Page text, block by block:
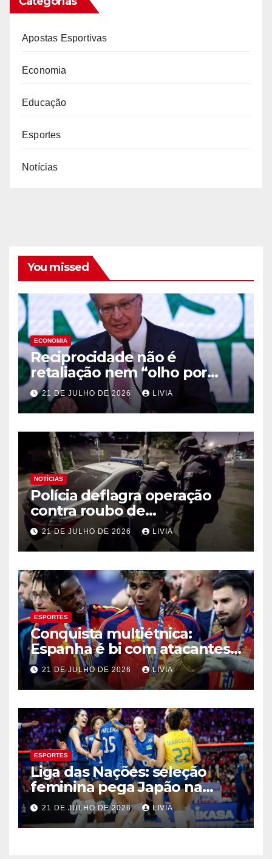
Apostas Esportivas
Economia
Educação
Esportes
Notícias
You missed
ECONOMIA
Reciprocidade não é
retaliação nem “olho por
olho”, diz Alckmin
21 DE JULHO DE 2026 LIVIA
NOTÍCIAS
Polícia deflagra operação
contra roubo de
medicamentos oncológicos
21 DE JULHO DE 2026 LIVIA
ESPORTES
Conquista multiétnica:
Espanha é bi com atacantes
filhos de imigrantes
21 DE JULHO DE 2026 LIVIA
ESPORTES
Liga das Nações: seleção
feminina pega Japão na
quarta em 1º mata-mata
21 DE JULHO DE 2026 LIVIA